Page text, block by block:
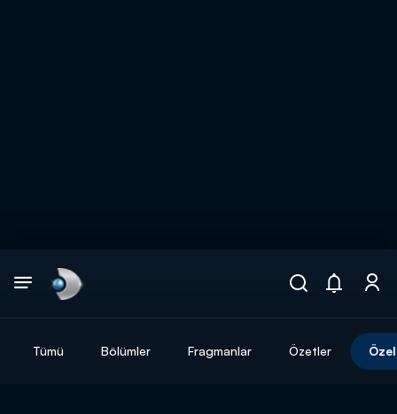
Tümü Bölümler Fragmanlar Özetler